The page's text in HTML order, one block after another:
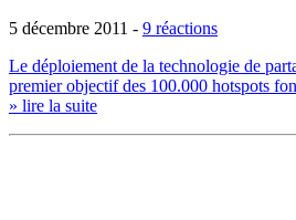
5 décembre 2011 - 9 réactions
Le déploiement de la technologie de
premier objectif des 100.000 hotspots
» lire la suite